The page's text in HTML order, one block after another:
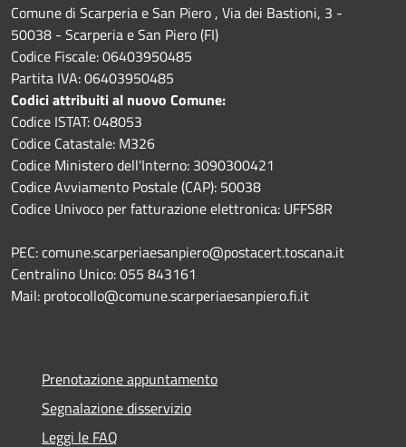
Comune di Scarperia e San Piero , Via dei Bastioni, 3 -
50038 - Scarperia e San Piero (FI)
Codice Fiscale: 06403950485
Partita IVA: 06403950485
Codici attribuiti al nuovo Comune:
Codice ISTAT: 048053
Codice Catastale: M326
Codice Ministero dell'Interno: 3090300421
Codice Avviamento Postale (CAP): 50038
Codice Univoco per fatturazione elettronica: UFFS8R
PEC: comune.scarperiaesanpiero@postacert.toscana.it
Centralino Unico: 055 843161
Mail: protocollo@comune.scarperiaesanpiero.fi.it
Prenotazione appuntamento
Segnalazione disservizio
Leggi le FAQ